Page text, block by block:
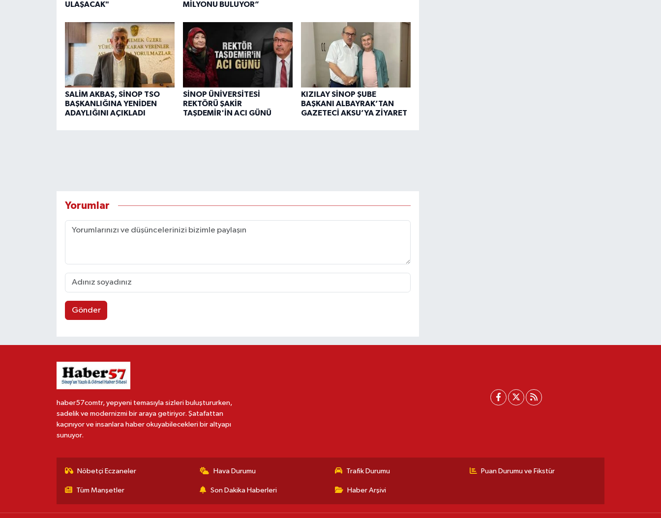
ULAŞACAK"
MİLYONU BULUYOR”
SALİM AKBAŞ, SİNOP TSO
BAŞKANLIĞINA YENİDEN
ADAYLIĞINI AÇIKLADI
SİNOP ÜNİVERSİTESİ
REKTÖRÜ ŞAKİR
TAŞDEMİR'İN ACI GÜNÜ
KIZILAY SİNOP ŞUBE
BAŞKANI ALBAYRAK’TAN
GAZETECİ AKSU’YA ZİYARET
Yorumlar
Gönder
haber57comtr, yepyeni temasıyla sizleri buluştururken,
sadelik ve modernizmi bir araya getiriyor. Şatafattan
kaçınıyor ve insanlara haber okuyabilecekleri bir altyapı
sunuyor.
Nöbetçi Eczaneler Hava Durumu Trafik Durumu Puan Durumu ve Fikstür
Tüm Manşetler Son Dakika Haberleri Haber Arşivi